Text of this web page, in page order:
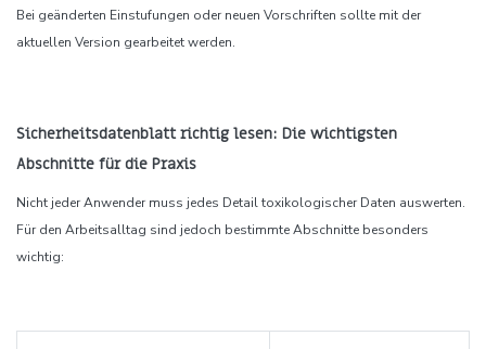
Bei geänderten Einstufungen oder neuen Vorschriften sollte mit der
aktuellen Version gearbeitet werden.
Sicherheitsdatenblatt richtig lesen: Die wichtigsten
Abschnitte für die Praxis
Nicht jeder Anwender muss jedes Detail toxikologischer Daten auswerten.
Für den Arbeitsalltag sind jedoch bestimmte Abschnitte besonders
wichtig: